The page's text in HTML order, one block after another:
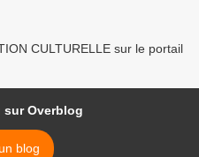
CULTURELLE sur le portail
sur Overblog
blog